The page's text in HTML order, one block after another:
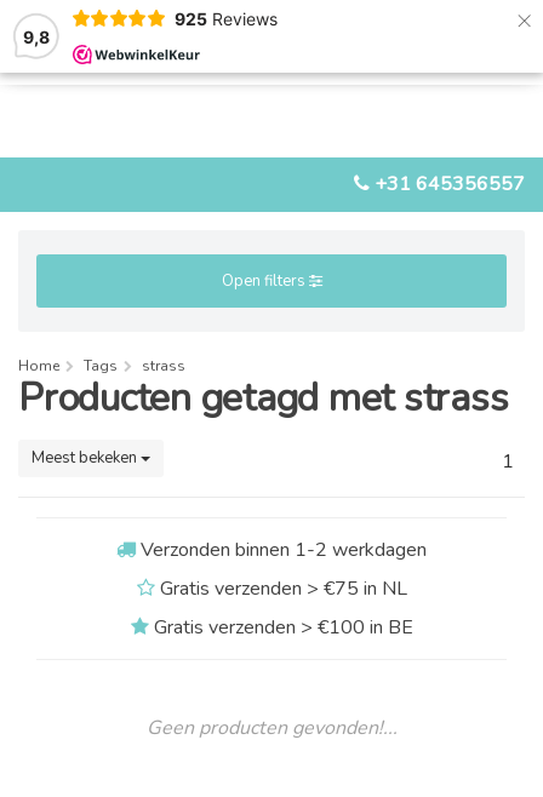
9,8
925 Reviews ×
+31 645356557
MENU
Open filters
Home Tags strass
Producten getagd met strass
Meest bekeken 1
Verzonden binnen 1-2 werkdagen
Gratis verzenden > €75 in NL
Gratis verzenden > €100 in BE
Geen producten gevonden!...